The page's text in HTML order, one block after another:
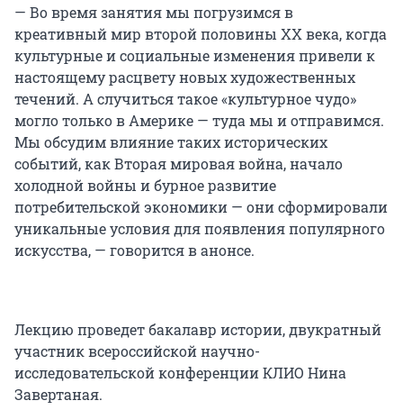
— Во время занятия мы погрузимся в
креативный мир второй половины XX века, когда
культурные и социальные изменения привели к
настоящему расцвету новых художественных
течений. А случиться такое «культурное чудо»
могло только в Америке — туда мы и отправимся.
Мы обсудим влияние таких исторических
событий, как Вторая мировая война, начало
холодной войны и бурное развитие
потребительской экономики — они сформировали
уникальные условия для появления популярного
искусства, — говорится в анонсе.
Лекцию проведет бакалавр истории, двукратный
участник всероссийской научно-
исследовательской конференции КЛИО Нина
Завертаная.